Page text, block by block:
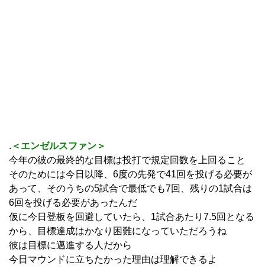
. ＜エンゼルスファン＞
今年の彼の最終的な目標は投打で規定回数を上回ること
そのためには今日以降、6度の先発で41回を投げる必要が
あって、そのうちの5試合で最低でも7回、残りの1試合は
6回を投げる必要があったんだ
仮に今日登板を回避していたら、1試合あたり7.5回となる
から、目標達成はかなり困難になっていただろうね
彼は目標に邁進する人だから
今日マウンドに立ちたかった理由は理解できるよ